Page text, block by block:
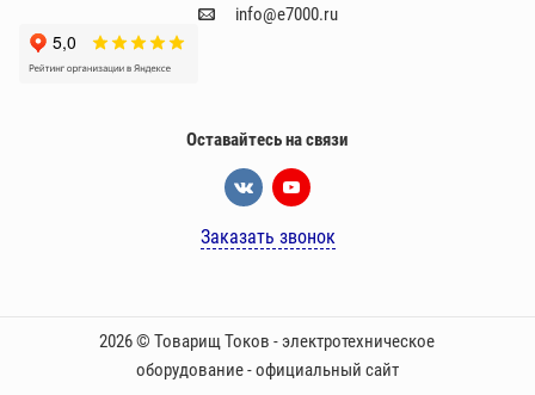
info@e7000.ru
Оставайтесь на связи
Заказать звонок
2026 © Товарищ Токов - электротехническое
оборудование - официальный сайт